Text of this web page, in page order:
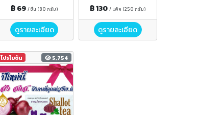
฿ 69 / ชิ้น (80 กรัม)
ดูรายละเอียด
฿ 130 / แพ็ค (250 กรัม)
ดูรายละเอียด
โปรโมชัน 5,754